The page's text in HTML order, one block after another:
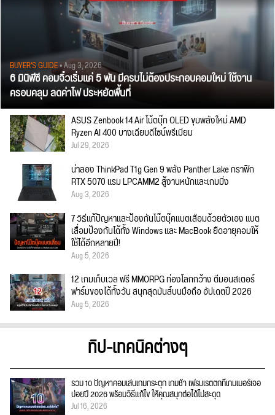
BUYER'S GUIDE• Aug 3, 2026
6 มินิพีซี คอมจิ๋วเริ่มแค่ 5 พัน มีครบไม่ต้องประกอบคอมใหม่ ใช้งาน
ครอบคลุม ลดค่าไฟ ประหยัดพื้นที่
ASUS Zenbook 14 Air โน้ตบุ๊ก OLED ขุมพลังใหม่ AMD
Ryzen AI 400 บางเฉียบดีไซน์พรีเมียม
Jul 29, 2026
น่าลอง ThinkPad T1g Gen 9 พลัง Panther Lake กราฟิก
RTX 5070 แรม LPCAMM2 สู้งานหนักและเกมมิ่ง
Aug 3, 2026
7 วิธีแก้ปัญหาและป้องกันโน๊ตบุ๊คแบตเสื่อมด้วยตัวเอง แบต
เสื่อมป้องกันได้ทั้ง Windows และ MacBook ยืดอายุคอมให้
ใช้ได้อีกหลายปี!
Aug 5, 2026
12 เกมเก็บเวล ฟรี MMORPG ท่องโลกกว้าง ตีมอนสเตอร์
ฟาร์มของได้ทั้งวัน สนุกสุดมันส์บนมือถือ อัปเดตปี 2026
Aug 5, 2026
ทิป-เทคนิคต่างๆ
รวม 10 ปัญหาคอมเล่นเกมกระตุก เกมช้า เฟรมเรตตกที่เกมเมอร์เจอ
บ่อยปี 2026 พร้อมวิธีแก้ไข ให้คุณสนุกต่อได้ไม่สะดุด
Jul 16, 2026